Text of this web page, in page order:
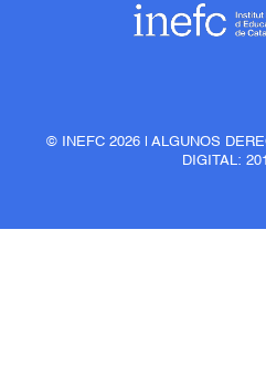
© INEFC 2026 | ALGUNOS
DIGITAL: